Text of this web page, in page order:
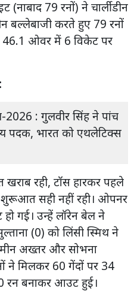
(नाबाद 79 रनों) ने चार्ली डीन
बल्लेबाजी करते हुए 79 रनों
46.1 ओवर में 6 विकेट पर
2026 : गुलवीर सिंह ने पांच
पदक, भारत को एथलेटिक्स
रही, टॉस हारकर पहले
शुरूआत सही नहीं रही। ओपनर
गई। उन्हें लॉरेन बेल ने
(0) को लिंसी स्मिथ ने
अख्तर और सोभना
ने मिलकर 60 गेंदों पर 34
रन बनाकर आउट हुई।